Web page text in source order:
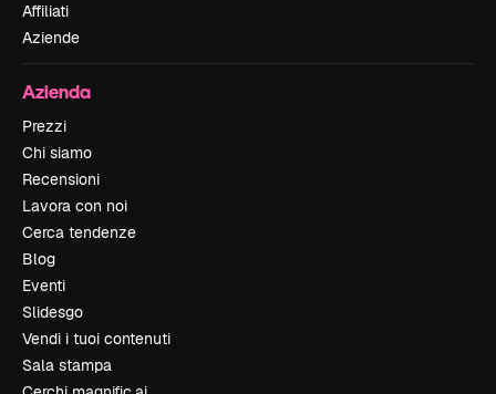
Affiliati
Aziende
Azienda
Prezzi
Chi siamo
Recensioni
Lavora con noi
Cerca tendenze
Blog
Eventi
Slidesgo
Vendi i tuoi contenuti
Sala stampa